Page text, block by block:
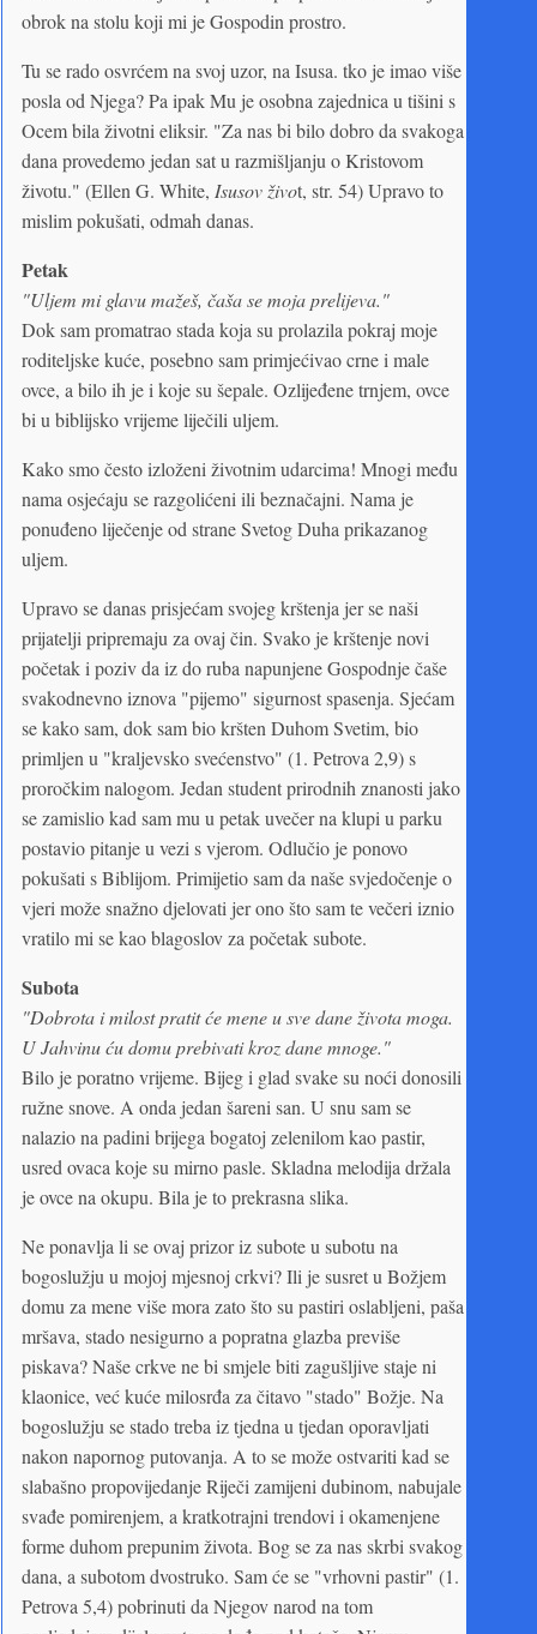
obrok na stolu koji mi je Gospodin prostro.
Tu se rado osvrćem na svoj uzor, na Isusa. tko je imao više
posla od Njega? Pa ipak Mu je osobna zajednica u tišini s
Ocem bila životni eliksir. "Za nas bi bilo dobro da svakoga
dana provedemo jedan sat u razmišljanju o Kristovom
životu." (Ellen G. White, Isusov život, str. 54) Upravo to
mislim pokušati, odmah danas.
Petak
"Uljem mi glavu mažeš, čaša se moja prelijeva."
Dok sam promatrao stada koja su prolazila pokraj moje
roditeljske kuće, posebno sam primjećivao crne i male
ovce, a bilo ih je i koje su šepale. Ozlijeđene trnjem, ovce
bi u biblijsko vrijeme liječili uljem.
Kako smo često izloženi životnim udarcima! Mnogi među
nama osjećaju se razgolićeni ili beznačajni. Nama je
ponuđeno liječenje od strane Svetog Duha prikazanog
uljem.
Upravo se danas prisjećam svojeg krštenja jer se naši
prijatelji pripremaju za ovaj čin. Svako je krštenje novi
početak i poziv da iz do ruba napunjene Gospodnje čaše
svakodnevno iznova "pijemo" sigurnost spasenja. Sjećam
se kako sam, dok sam bio kršten Duhom Svetim, bio
primljen u "kraljevsko svećenstvo" (1. Petrova 2,9) s
proročkim nalogom. Jedan student prirodnih znanosti jako
se zamislio kad sam mu u petak uvečer na klupi u parku
postavio pitanje u vezi s vjerom. Odlučio je ponovo
pokušati s Biblijom. Primijetio sam da naše svjedočenje o
vjeri može snažno djelovati jer ono što sam te večeri iznio
vratilo mi se kao blagoslov za početak subote.
Subota
"Dobrota i milost pratit će mene u sve dane života moga.
U Jahvinu ću domu prebivati kroz dane mnoge."
Bilo je poratno vrijeme. Bijeg i glad svake su noći donosili
ružne snove. A onda jedan šareni san. U snu sam se
nalazio na padini brijega bogatoj zelenilom kao pastir,
usred ovaca koje su mirno pasle. Skladna melodija držala
je ovce na okupu. Bila je to prekrasna slika.
Ne ponavlja li se ovaj prizor iz subote u subotu na
bogoslužju u mojoj mjesnoj crkvi? Ili je susret u Božjem
domu za mene više mora zato što su pastiri oslabljeni, paša
mršava, stado nesigurno a popratna glazba previše
piskava? Naše crkve ne bi smjele biti zagušljive staje ni
klaonice, već kuće milosrđa za čitavo "stado" Božje. Na
bogoslužju se stado treba iz tjedna u tjedan oporavljati
nakon napornog putovanja. A to se može ostvariti kad se
slabašno propovijedanje Riječi zamijeni dubinom, nabujale
svađe pomirenjem, a kratkotrajni trendovi i okamenjene
forme duhom prepunim života. Bog se za nas skrbi svakog
dana, a subotom dvostruko. Sam će se "vrhovni pastir" (1.
Petrova 5,4) pobrinuti da Njegov narod na tom